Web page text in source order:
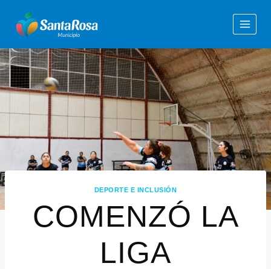
DEPORTE E INCLUSIÓN
COMENZÓ LA
LIGA